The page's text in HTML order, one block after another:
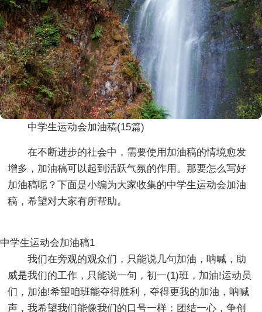
中学生运动会加油稿(15篇)
在不断进步的社会中，需要使用加油稿的情境愈发
增多，加油稿可以起到活跃气氛的作用。那要怎么写好
加油稿呢？下面是小编为大家收集的中学生运动会加油
稿，希望对大家有所帮助。
中学生运动会加油稿1
我们在旁观的观众们，只能说几句加油，呐喊，助
威是我们的工作，只能说一句，初一(1)班，加油!运动员
们，加油!希望咱班能夺得胜利，夺得更我的加油，呐喊
声，我希望我们能像我们的口号一样：团结一心，争创